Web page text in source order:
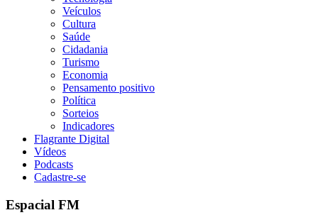
Veículos
Cultura
Saúde
Cidadania
Turismo
Economia
Pensamento positivo
Política
Sorteios
Indicadores
Flagrante Digital
Vídeos
Podcasts
Cadastre-se
Espacial FM